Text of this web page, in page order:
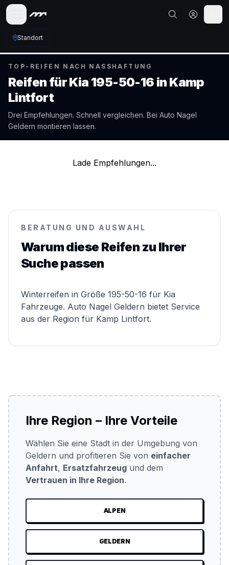
Standort
TOP-REIFEN NACH NASSHAFTUNG
Reifen fürKia 195-50-16 in Kamp
Lintfort
Drei Empfehlungen. Schnell vergleichen. Bei Auto Nagel
Geldern montieren lassen.
Lade Empfehlungen...
BERATUNG UND AUSWAHL
Warum diese Reifen zu Ihrer
Suche passen
Winterreifen in Größe 195-50-16 für Kia
Fahrzeuge. Auto Nagel Geldern bietet Service
aus der Region für Kamp Lintfort.
Ihre Region – Ihre Vorteile
Wählen Sie eine Stadt in der Umgebung von
Geldern und profitieren Sie von einfacher
Anfahrt, Ersatzfahrzeug und dem
Vertrauen in Ihre Region.
ALPEN
GELDERN